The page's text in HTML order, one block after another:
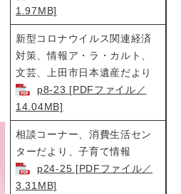
1.97MB]
新型コロナウイルス関連経済
対策、情報ア・ラ・カルト、
文芸、上田市日本遺産だより
p8-23 [PDFファイル／
14.04MB]
相談コーナー、消費生活セン
ターだより、子育て情報
p24-25 [PDFファイル／
3.31MB]